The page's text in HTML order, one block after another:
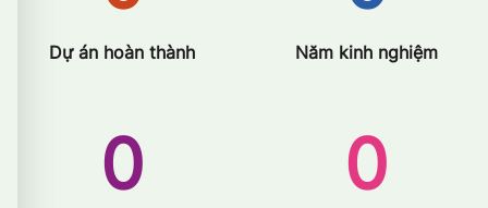
Dự án hoàn thành Năm kinh nghiệm
0 0